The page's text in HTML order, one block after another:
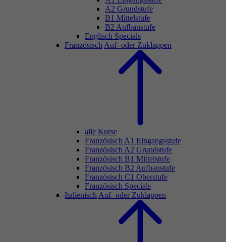
A2 Grundstufe
B1 Mittelstufe
B2 Aufbaustufe
Englisch Specials
Französisch Auf- oder Zuklappen
alle Kurse
Französisch A1 Eingangsstufe
Französisch A2 Grundstufe
Französisch B1 Mittelstufe
Französisch B2 Aufbaustufe
Französisch C1 Oberstufe
Französisch Specials
Italienisch Auf- oder Zuklappen